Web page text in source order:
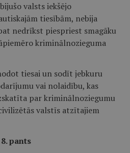
valsts iekšējo
tiesībām, nebija
nedrīkst piespriest smagāku
kriminālnozieguma
tiesai un sodīt jebkuru
vai nolaidību, kas
par kriminālnoziegumu
valstīs atzītajiem
8. pants